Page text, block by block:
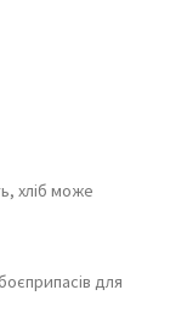
хліб може
для